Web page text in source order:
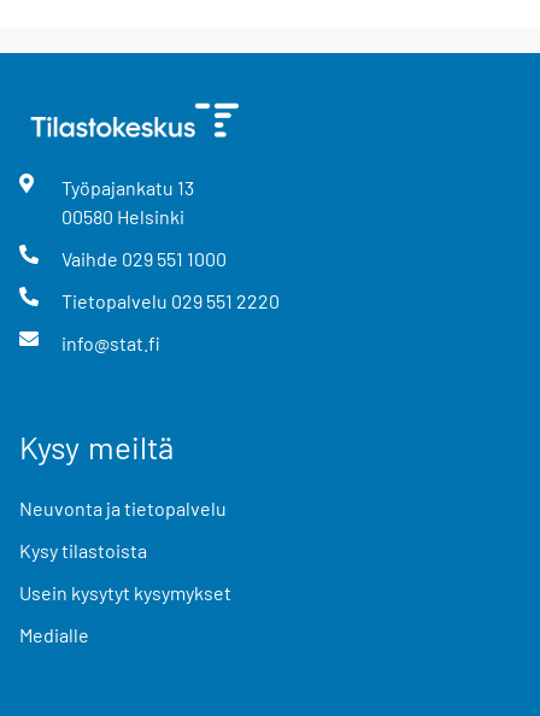
Työpajankatu 13
00580 Helsinki
Vaihde 029 551 1000
Tietopalvelu 029 551 2220
info@stat.fi
Kysy meiltä
Neuvonta ja tietopalvelu
Kysy tilastoista
Usein kysytyt kysymykset
Medialle